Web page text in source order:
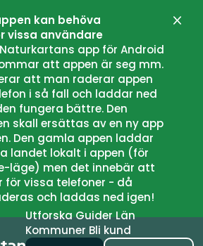
kan behöva
vissa användare
app för Android
att appen är seg mm.
att man raderar appen
i så fall och laddar ned
fungera bättre. Den
skall ersättas av en ny app
Den gamla appen laddar
landet lokalt i appen (för
läge) men det innebär att
för vissa telefoner - då
och laddas ned igen!
UtforskaGuiderLän
Kommuner Bli kund